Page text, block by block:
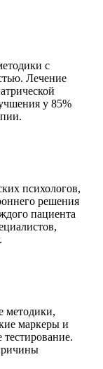
с
Лечение
у 85%
психологов,
решения
пациента
методики,
маркеры и